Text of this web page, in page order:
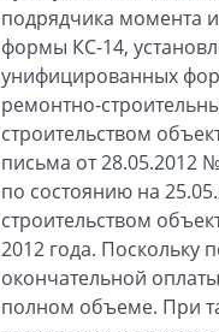
подрядчика момента
формы КС-14,
унифицированных
ремонтно-
строительством
письма от 28.05.2012
по состоянию на
строительством
2012 года. Поскольку
окончательной
полном объеме. При